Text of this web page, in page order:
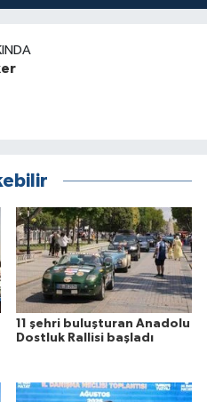
11 şehri buluşturan Anadolu
Dostluk Rallisi başladı